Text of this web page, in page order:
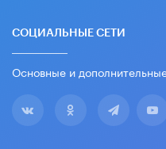
СОЦИАЛЬНЫЕ СЕТИ
Основные и